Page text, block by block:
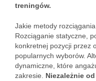
treningów.
Jakie metody
Rozciąganie statyczne,
konkretnej pozycji przez
popularnych wyborów.
dynamiczne, które
zakresie. Niezależnie